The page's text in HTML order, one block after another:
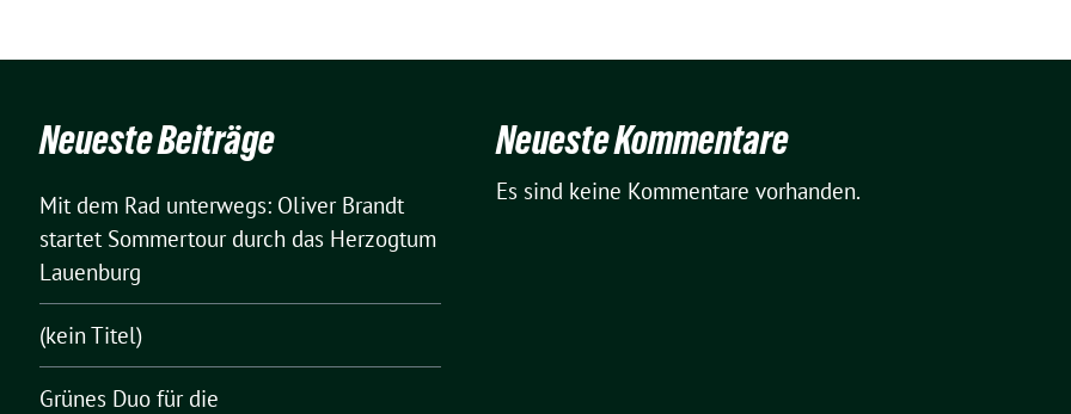
Neueste Beiträge
Mit dem Rad unterwegs: Oliver Brandt
startet Sommertour durch das Herzogtum
Lauenburg
(kein Titel)
Grünes Duo für die
Neueste Kommentare
Es sind keine Kommentare vorhanden.